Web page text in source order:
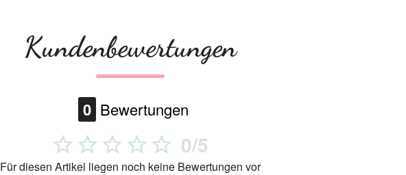
Kundenbewertungen
0 Bewertungen
0/5
Für diesen Artikel liegen noch keine Bewertungen vor